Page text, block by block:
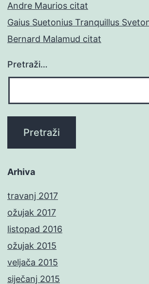
Andre Maurios citat
Gaius Suetonius Tranquillus
Bernard Malamud citat
Pretraži…
Arhiva
travanj 2017
ožujak 2017
listopad 2016
ožujak 2015
veljača 2015
siječanj 2015